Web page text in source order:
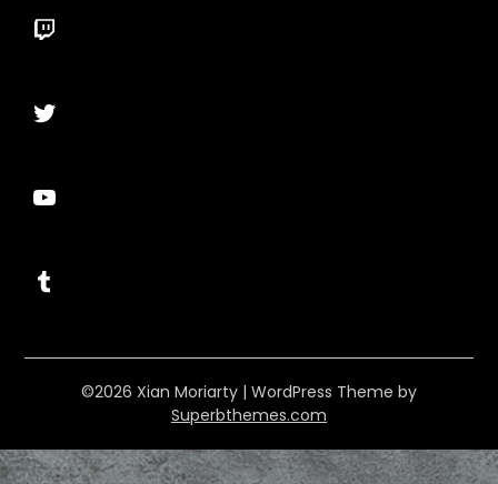
Twitch
Twitter
YouTube
Tumblr
©2026 Xian Moriarty | WordPress Theme by
Superbthemes.com